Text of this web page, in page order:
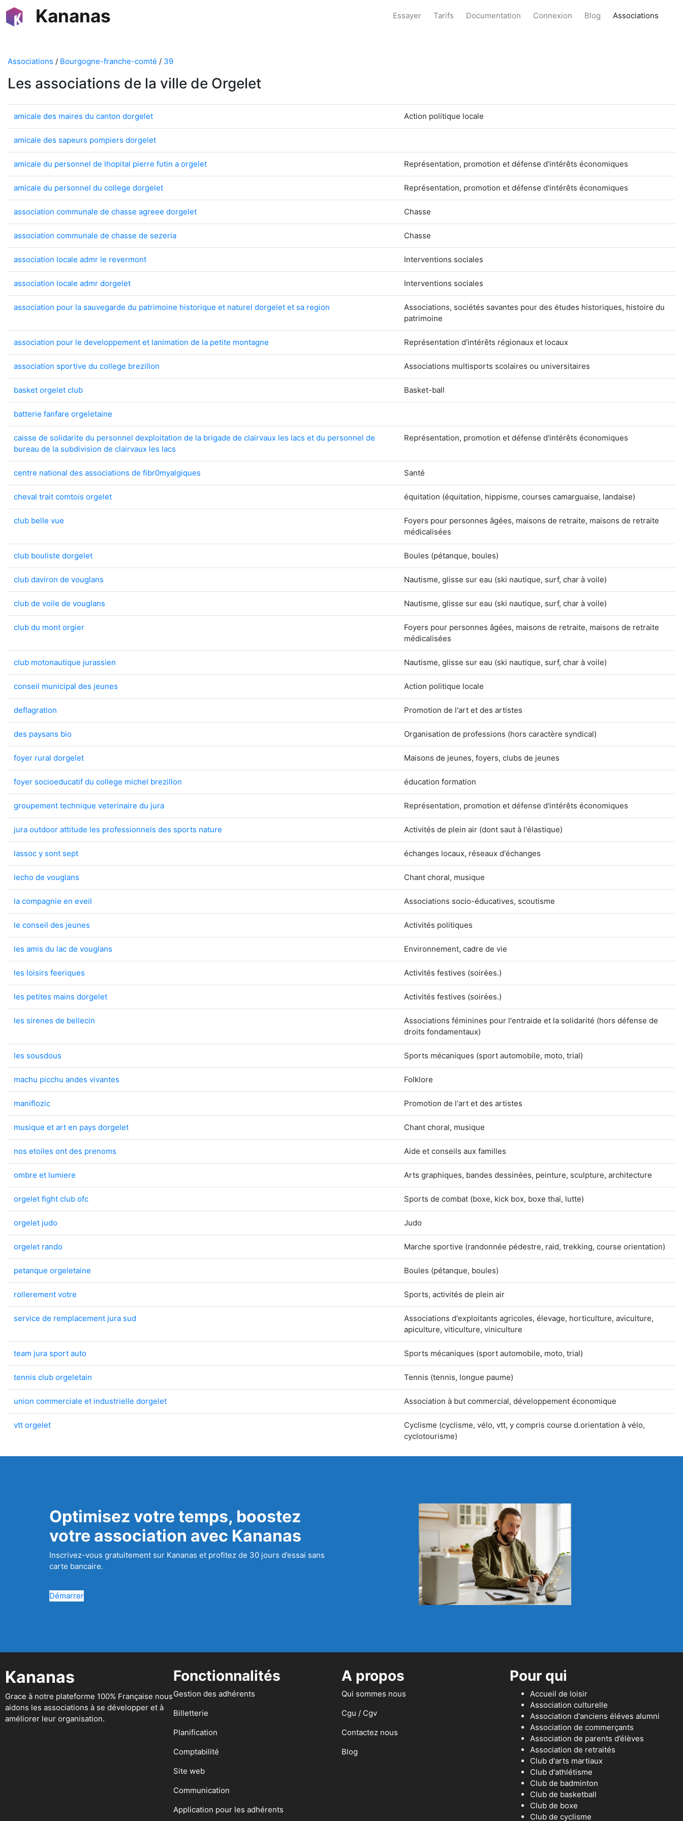
Kananas Essayer Tarifs Documentation Connexion Blog Associations
Associations / Bourgogne-franche-comté / 39
Les associations de la ville de Orgelet
amicale des maires du canton dorgelet Action politique locale
amicale des sapeurs pompiers dorgelet
amicale du personnel de lhopital pierre futin a orgelet Représentation, promotion et défense d'intérêts économiques
amicale du personnel du college dorgelet Représentation, promotion et défense d'intérêts économiques
association communale de chasse agreee dorgelet Chasse
association communale de chasse de sezeria Chasse
association locale admr le revermont Interventions sociales
association locale admr dorgelet Interventions sociales
association pour la sauvegarde du patrimoine historique et naturel dorgelet et sa region
Associations, sociétés savantes pour des études historiques, histoire du
patrimoine
association pour le developpement et lanimation de la petite montagne Représentation d'intérêts régionaux et locaux
association sportive du college brezillon Associations multisports scolaires ou universitaires
basket orgelet club Basket-ball
batterie fanfare orgeletaine
caisse de solidarite du personnel dexploitation de la brigade de clairvaux les lacs et du personnel de
bureau de la subdivision de clairvaux les lacs
Représentation, promotion et défense d'intérêts économiques
centre national des associations de fibr0myalgiques Santé
cheval trait comtois orgelet équitation (équitation, hippisme, courses camarguaise, landaise)
club belle vue
Foyers pour personnes âgées, maisons de retraite, maisons de retraite
médicalisées
club bouliste dorgelet Boules (pétanque, boules)
club daviron de vouglans Nautisme, glisse sur eau (ski nautique, surf, char à voile)
club de voile de vouglans Nautisme, glisse sur eau (ski nautique, surf, char à voile)
club du mont orgier
Foyers pour personnes âgées, maisons de retraite, maisons de retraite
médicalisées
club motonautique jurassien Nautisme, glisse sur eau (ski nautique, surf, char à voile)
conseil municipal des jeunes Action politique locale
deflagration Promotion de l'art et des artistes
des paysans bio Organisation de professions (hors caractère syndical)
foyer rural dorgelet Maisons de jeunes, foyers, clubs de jeunes
foyer socioeducatif du college michel brezillon éducation formation
groupement technique veterinaire du jura Représentation, promotion et défense d'intérêts économiques
jura outdoor attitude les professionnels des sports nature Activités de plein air (dont saut à l'élastique)
lassoc y sont sept échanges locaux, réseaux d'échanges
lecho de vouglans Chant choral, musique
la compagnie en eveil Associations socio-éducatives, scoutisme
le conseil des jeunes Activités politiques
les amis du lac de vouglans Environnement, cadre de vie
les loisirs feeriques Activités festives (soirées.)
les petites mains dorgelet Activités festives (soirées.)
les sirenes de bellecin
Associations féminines pour l'entraide et la solidarité (hors défense de
droits fondamentaux)
les sousdous Sports mécaniques (sport automobile, moto, trial)
machu picchu andes vivantes Folklore
maniflozic Promotion de l'art et des artistes
musique et art en pays dorgelet Chant choral, musique
nos etoiles ont des prenoms Aide et conseils aux familles
ombre et lumiere Arts graphiques, bandes dessinées, peinture, sculpture, architecture
orgelet fight club ofc Sports de combat (boxe, kick box, boxe thaï, lutte)
orgelet judo Judo
orgelet rando Marche sportive (randonnée pédestre, raid, trekking, course orientation)
petanque orgeletaine Boules (pétanque, boules)
rollerement votre Sports, activités de plein air
service de remplacement jura sud
Associations d'exploitants agricoles, élevage, horticulture, aviculture,
apiculture, viticulture, viniculture
team jura sport auto Sports mécaniques (sport automobile, moto, trial)
tennis club orgeletain Tennis (tennis, longue paume)
union commerciale et industrielle dorgelet Association à but commercial, développement économique
vtt orgelet
Cyclisme (cyclisme, vélo, vtt, y compris course d.orientation à vélo,
cyclotourisme)
Optimisez votre temps, boostez
votre association avec Kananas
Inscrivez-vous gratuitement sur Kananas et profitez de 30 jours d’essai sans
carte bancaire.
Démarrer
Kananas
Grace à notre plateforme 100% Française nous
aidons les associations à se développer et à
améliorer leur organisation.
Fonctionnalités
Gestion des adhérents
Billetterie
Planification
Comptabilité
Site web
Communication
Application pour les adhérents
A propos
Qui sommes nous
Cgu / Cgv
Contactez nous
Blog
Pour qui
Accueil de loisir
Association culturelle
Association d'anciens éléves alumni
Association de commerçants
Association de parents d’élèves
Association de retraités
Club d'arts martiaux
Club d'athlétisme
Club de badminton
Club de basketball
Club de boxe
Club de cyclisme